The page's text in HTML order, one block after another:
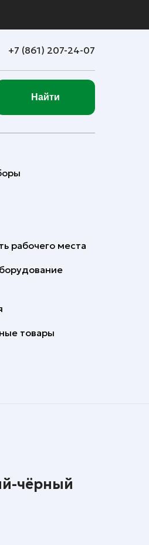
+7 (861) 207-24-07
Найти
рабочего места
товары
чёрный